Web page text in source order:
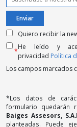
Los campos marcados
Quiero recibir la
*
He leído y
privacidad Política
*Los datos de
formulario quedarán
Baiges Assesors,
planteadas. Puede